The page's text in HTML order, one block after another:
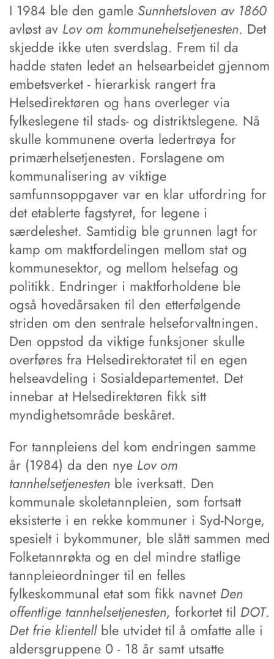
I 1984 ble den gamle Sunnhetsloven av 1860
avløst av Lov om kommunehelsetjenesten. Det
skjedde ikke uten sverdslag. Frem til da
hadde staten ledet an helsearbeidet gjennom
embetsverket - hierarkisk rangert fra
Helsedirektøren og hans overleger via
fylkeslegene til stads- og distriktslegene. Nå
skulle kommunene overta ledertrøya for
primærhelsetjenesten. Forslagene om
kommunalisering av viktige
samfunnsoppgaver var en klar utfordring for
det etablerte fagstyret, for legene i
særdeleshet. Samtidig ble grunnen lagt for
kamp om maktfordelingen mellom stat og
kommunesektor, og mellom helsefag og
politikk. Endringer i maktforholdene ble
også hovedårsaken til den etterfølgende
striden om den sentrale helseforvaltningen.
Den oppstod da viktige funksjoner skulle
overføres fra Helsedirektoratet til en egen
helseavdeling i Sosialdepartementet. Det
innebar at Helsedirektøren fikk sitt
myndighetsområde beskåret.
For tannpleiens del kom endringen samme
år (1984) da den nye Lov om
tannhelsetjenesten ble iverksatt. Den
kommunale skoletannpleien, som fortsatt
eksisterte i en rekke kommuner i Syd-Norge,
spesielt i bykommuner, ble slått sammen med
Folketannrøkta og en del mindre statlige
tannpleieordninger til en felles
fylkeskommunal etat som fikk navnet Den
offentlige tannhelsetjenesten, forkortet til DOT.
Det frie klientell ble utvidet til å omfatte alle i
aldersgruppene 0 - 18 år samt utsatte